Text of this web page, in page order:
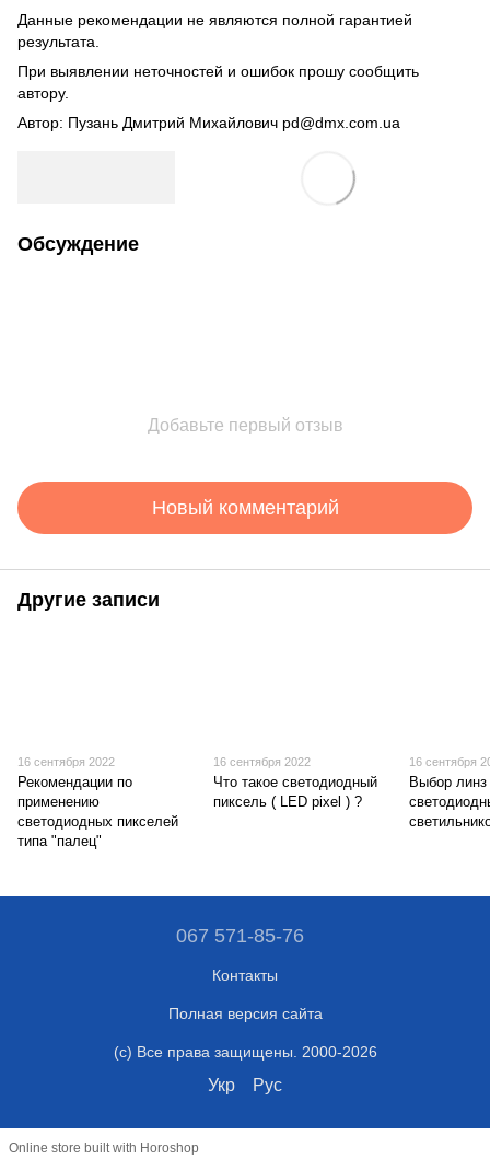
Данные рекомендации не являются полной гарантией
результата.
При выявлении неточностей и ошибок прошу сообщить
автору.
Автор: Пузань Дмитрий Михайлович pd@dmx.com.ua
Обсуждение
Добавьте первый отзыв
Новый комментарий
Другие записи
16 сентября 2022
Рекомендации по
применению
светодиодных пикселей
типа "палец"
16 сентября 2022
Что такое светодиодный
пиксель ( LED pixel ) ?
16 сентября
Выбор
067 571-85-76
Контакты
Полная версия сайта
(c) Все права защищены. 2000-2026
Укр Рус
Online store built with Horoshop